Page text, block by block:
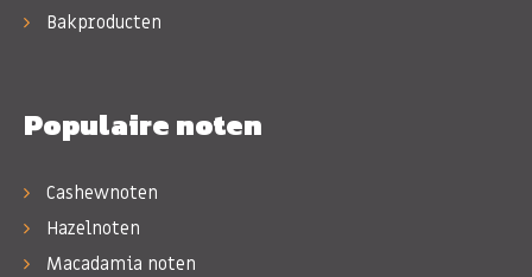
Bakproducten
Populaire noten
Cashewnoten
Hazelnoten
Macadamia noten